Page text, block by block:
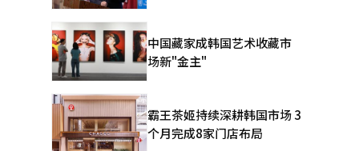
中国藏家成韩国艺术收藏市
场新"金主"
霸王茶姬持续深耕韩国市场 3
个月完成8家门店布局